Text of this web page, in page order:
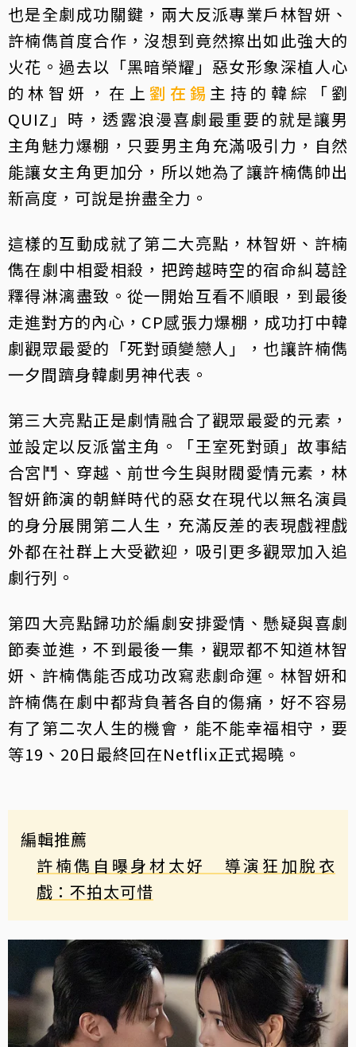
也是全劇成功關鍵，兩大反派專業戶林智妍、
許楠儁首度合作，沒想到竟然擦出如此強大的
火花。過去以「黑暗榮耀」惡女形象深植人心
的林智妍，在上劉在錫 主持的韓綜「劉
QUIZ」時，透露浪漫喜劇最重要的就是讓男
主角魅力爆棚，只要男主角充滿吸引力，自然
能讓女主角更加分，所以她為了讓許楠儁帥出
新高度，可說是拚盡全力。
這樣的互動成就了第二大亮點，林智妍、許楠
儁在劇中相愛相殺，把跨越時空的宿命糾葛詮
釋得淋漓盡致。從一開始互看不順眼，到最後
走進對方的內心，CP感張力爆棚，成功打中韓
劇觀眾最愛的「死對頭變戀人」，也讓許楠儁
一夕間躋身韓劇男神代表。
第三大亮點正是劇情融合了觀眾最愛的元素，
並設定以反派當主角。「王室死對頭」故事結
合宮鬥、穿越、前世今生與財閥愛情元素，林
智妍飾演的朝鮮時代的惡女在現代以無名演員
的身分展開第二人生，充滿反差的表現戲裡戲
外都在社群上大受歡迎，吸引更多觀眾加入追
劇行列。
第四大亮點歸功於編劇安排愛情、懸疑與喜劇
節奏並進，不到最後一集，觀眾都不知道林智
妍、許楠儁能否成功改寫悲劇命運。林智妍和
許楠儁在劇中都背負著各自的傷痛，好不容易
有了第二次人生的機會，能不能幸福相守，要
等19、20日最終回在Netflix正式揭曉。
編輯推薦
許楠儁自曝身材太好 導演狂加脫衣
戲：不拍太可惜